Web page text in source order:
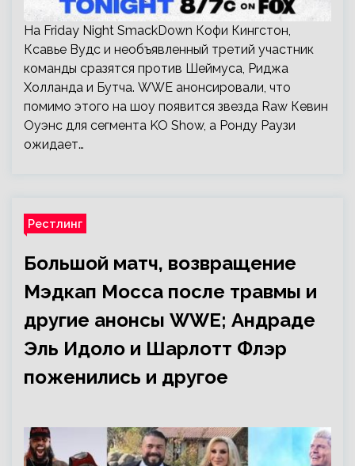
На Friday Night SmackDown Кофи Кингстон,
Ксавье Вудс и необъявленный третий участник
команды сразятся против Шеймуса, Риджа
Холланда и Бутча. WWE анонсировали, что
помимо этого на шоу появится звезда Raw Кевин
Оуэнс для сегмента KO Show, а Ронду Раузи
ожидает…
Рестлинг
Большой матч, возвращение
Мэдкап Мосса после травмы и
другие анонсы WWE; Андраде
Эль Идоло и Шарлотт Флэр
поженились и другое